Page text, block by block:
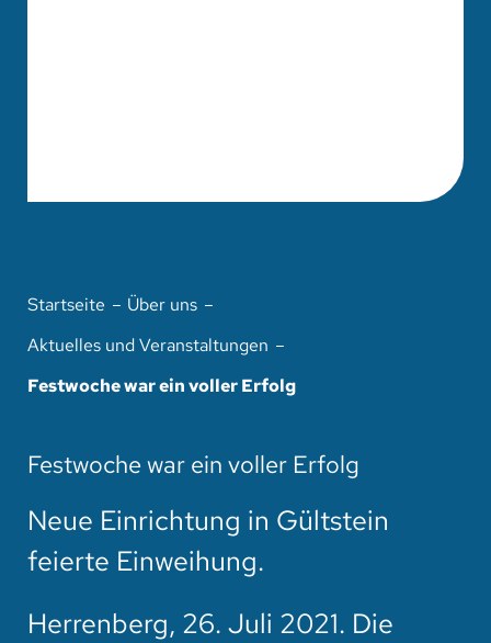
Startseite
Über uns
Aktuelles und Veranstaltungen
Festwoche war ein voller Erfolg
Festwoche war ein voller Erfolg
Neue Einrichtung in Gültstein
feierte Einweihung.
Herrenberg, 26. Juli 2021. Die